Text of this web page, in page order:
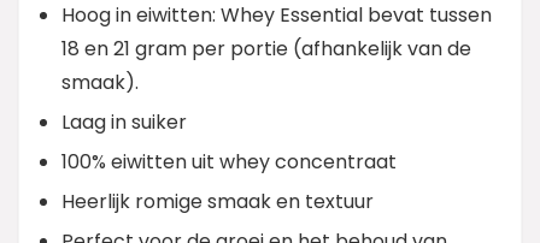
Hoog in eiwitten: Whey Essential bevat tussen
18 en 21 gram per portie (afhankelijk van de
smaak).
Laag in suiker
100% eiwitten uit whey concentraat
Heerlijk romige smaak en textuur